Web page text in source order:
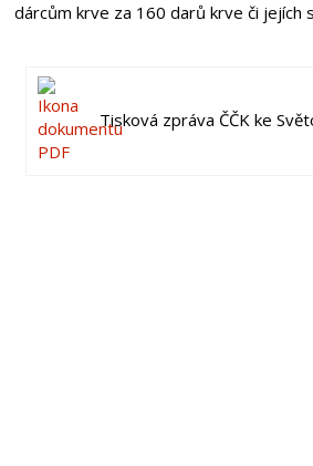
dárcům krve za 160 darů krve či jejích
Tisková zpráva ČČK ke